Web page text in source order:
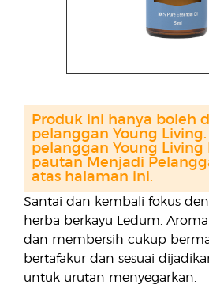
Santai dan kembali fokus
herba berkayu Ledum.
dan membersih cukup
bertafakur dan sesuai
untuk urutan menyegarkan.
Produk ini hanya boleh
pelanggan Young
pelanggan Young Living
pautan Menjadi
atas halaman ini.